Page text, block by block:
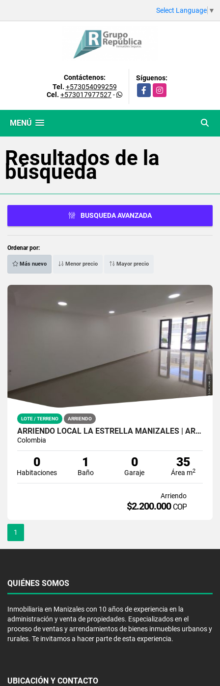
Select Language ▼
Contáctenos:
Tel. +573054099259
Cel. +573017977527-
Síguenos:
FacebookInstagram
MENÚ
Resultados de la
búsqueda
BUSQUEDA AVANZADA
Ordenar por:
Más nuevo Menor precio Mayor precio
LOTE / TERRENO ARRIENDO
ARRIENDO LOCAL LA ESTRELLA MANIZALES | ARRIENDOS EN MANIZALES
Colombia
0
Habitaciones
1
Baño
0
Garaje
35
Área m2
Arriendo
$2.200.000 COP
1
QUIÉNES SOMOS
Inmobiliaria en Manizales con 10 años de experiencia en la
administración y venta de propiedades. Especializados en el
proceso de ventas y arrendamientos de bienes inmuebles urbanos y
rurales. Te invitamos a hacer parte de esta experiencia.
UBICACIÓN Y CONTACTO